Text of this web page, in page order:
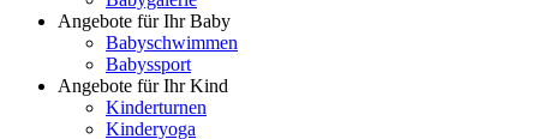
Angebote für Ihr Baby
Babyschwimmen
Babyssport
Angebote für Ihr Kind
Kinderturnen
Kinderyoga